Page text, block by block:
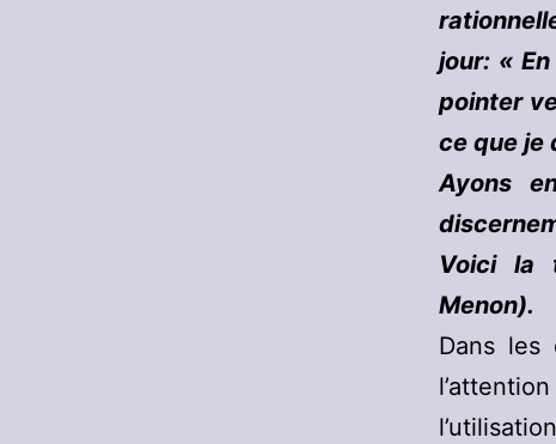
jour: «
pointer
ce que je
Ayons
Voici la
Menon).
Dans